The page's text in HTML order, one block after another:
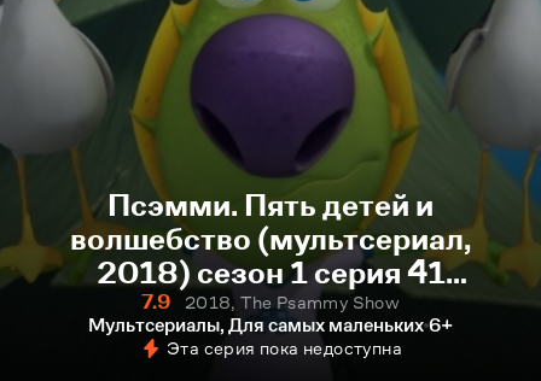
Псэмми. Пять детей и
волшебство (мультсериал,
2018) сезон 1 серия 41
смотреть онлайн
7.9
2018, The Psammy Show
Мультсериалы, Для самых маленьких 6+
Эта серия пока недоступна